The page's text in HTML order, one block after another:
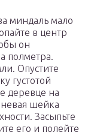
миндаль мало
в центр
он
полметра.
Опустите
густотой
деревце на
шейка
Засыпьте
его и полейте